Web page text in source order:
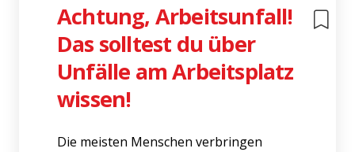
Achtung, Arbeitsunfall!
Das solltest du über
Unfälle am Arbeitsplatz
wissen!
Die meisten Menschen verbringen